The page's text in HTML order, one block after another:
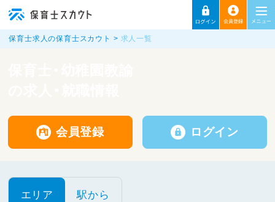
保育士求人の保育士スカウト 求人一覧
会員登録 ログイン
エリア 駅から